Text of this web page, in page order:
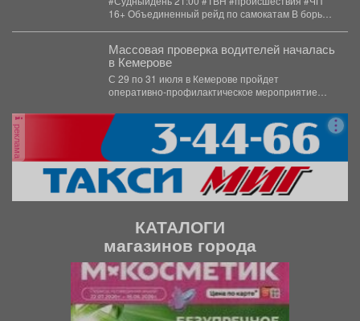
правонарушениями все средства
хороши.
16+ Объединенный рейд по самокатам В борьбе
Массовая проверка водителей началась
в Кемерове
С 29 по 31 июля в Кемерове пройдет
оперативно-профилактическое мероприятие
реклама
КАТАЛОГИ
магазинов города